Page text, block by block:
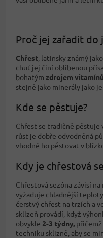
Proč jej zařadit do
Chřest, latinsky známý
chuť jej činí oblíbenou
bohatým zdrojem vitamínů
stejně jako minerály jako
Kde se pěstuje?
Chřest se tradičně pěstuje
růst je dobře odvodněná
vhodné ho pěstovat v
Kdy je chřestová
Chřestová sezóna závisí
vyžaduje chladnější
čerstvý chřest na trzích a
sklizeň provádí, když
obvykle 2-3 týdny,
techniku sklizně, aby se